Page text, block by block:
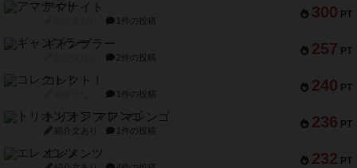
300 PT
アマナイト
1件の投稿
257 PT
ギャンブラー
2件の投稿
240 PT
コレクト！
1件の投稿
236 PT
トリオンフ ア マレンゴ
紹介文あり 1件の投稿
232 PT
エレメンツ